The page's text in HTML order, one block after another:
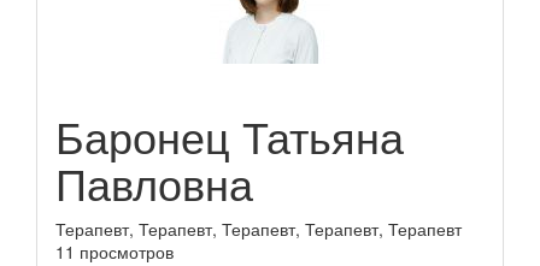
Баронец Татьяна
Павловна
Терапевт, Терапевт, Терапевт, Терапевт, Терапевт
11 просмотров